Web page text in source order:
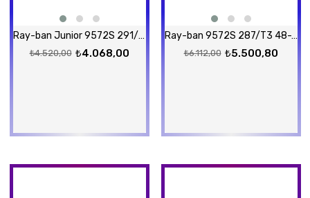
Ray-ban Junior 9572S 291/8H 48-19 Güneş Gözlüğü
₺4.068,00
₺4.520,00
Ray-ban 9572S 287/T3 48-19 Güneş Gözlüğü
₺5.500,80
₺6.112,00